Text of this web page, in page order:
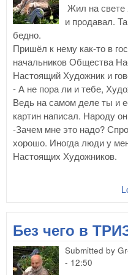
Жил на свете
и продавал.
бедно.
Пришёл к нему как-то в
начальников Общества
Настоящий Художник и
- А не пора ли и тебе,
Ведь на самом деле ты и
картин написал. Народу
-Зачем мне это надо?
хорошо. Иногда люди у
Настоящих Художников.
Без чего в
Submitted by
- 12:50